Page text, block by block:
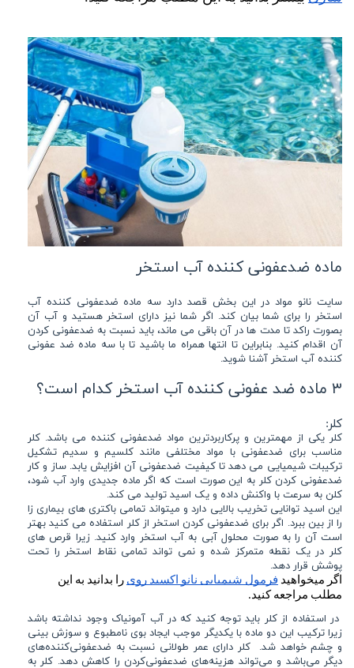
ماده ضدعفونی کننده آب استخر
سایت نانو مواد در این بخش قصد دارد سه ماده ضدعفونی کننده آب
استخر را برای شما بیان کند. اگر شما نیز دارای استخر هستید و آب آن
بصورت راکد تا مدت ها در آن باقی می ماند، باید نسبت به ضدعفونی کردن
آن اقدام کنید. بنابراین تا انتها همراه ما باشید تا با سه ماده ضد عفونی
کننده آب استخر آشنا شوید.
۳ ماده ضد عفونی کننده آب استخر کدام است؟
کلر:
کلر یکی از مهمترین و پرکاربردترین مواد ضدعفونی کننده می باشد. کلر
مناسب برای ضدعفونی با مواد مختلفی مانند کلسیم و سدیم تشکیل
ترکیبات شیمیایی می دهد تا کیفیت ضدعفونی آن افزایش یابد. ساز و کار
ضدعفونی کردن کلر به این صورت است که اگر ماده جدیدی وارد آب شود،
کلن به سرعت با واکنش داده و یک اسید تولید می کند.
این اسید توانایی تخریب بالایی دارد و میتواند تمامی باکتری های بیماری زا
را از بین ببرد. اگر برای ضدعفونی کردن استخر از کلر استفاده می کنید بهتر
است آن را به صورت محلول آبی به آب استخر وارد کنید. زیرا قرص های
کلر در یک نقطه متمرکز شده و نمی تواند تمامی نقاط استخر را تحت
پوشش قرار دهد.
اگر میخواهید فرمول شیمیایی نانو اکسید روی
مطلب مراجعه کنید.
در استفاده از کلر باید توجه کنید که در آب آمونیاک وجود نداشته باشد
زیرا ترکیب این دو ماده با یکدیگر موجب ایجاد بوی نامطبوع و سوزش بینی
و چشم خواهد شد. کلر دارای عمر طولانی نسبت به ضدعفونی‌کننده‌های
دیگر می‌باشد و می‌تواند هزینه‌های ضدعفونی‌کردن را کاهش دهد. کلر به